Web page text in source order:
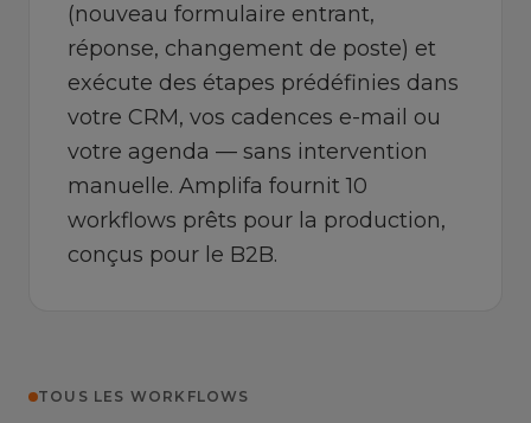
(nouveau formulaire entrant,
réponse, changement de poste) et
exécute des étapes prédéfinies dans
votre CRM, vos cadences e-mail ou
votre agenda — sans intervention
manuelle. Amplifa fournit 10
workflows prêts pour la production,
conçus pour le B2B.
TOUS LES WORKFLOWS